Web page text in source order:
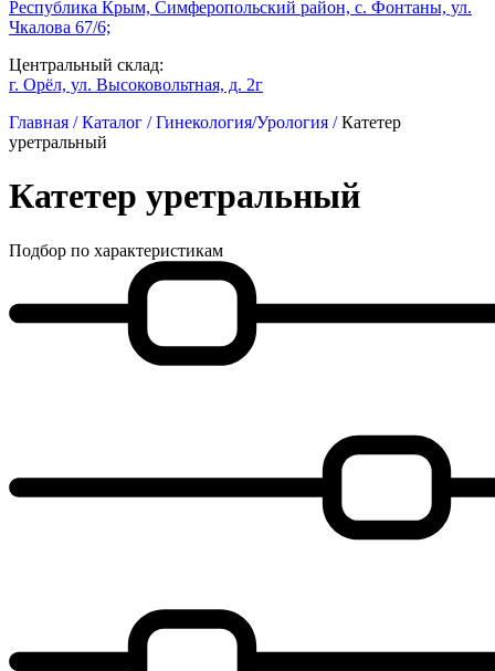
Республика Крым, Симферопольский район, с. Фонтаны, ул.
Чкалова 67/6;
Центральный склад:
г. Орёл, ул. Высоковольтная, д. 2г
Главная /Каталог /Гинекология/Урология /Катетер
уретральный
Катетер уретральный
Подбор по характеристикам